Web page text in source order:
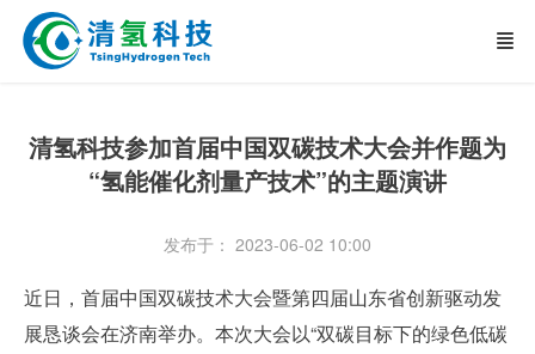
清氢科技参加首届中国双碳技术大会并作题为
“氢能催化剂量产技术”的主题演讲
发布于： 2023-06-02 10:00
近日，首届中国双碳技术大会暨第四届山东省创新驱动发
展恳谈会在济南举办。本次大会以“双碳目标下的绿色低碳